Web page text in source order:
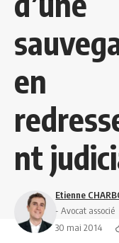
en
nt
Etienne
- Avocat associé
30 mai 2014